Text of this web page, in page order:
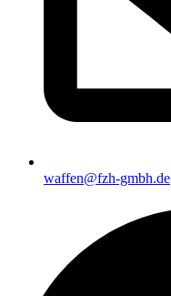
waffen@fzh-gmbh.de